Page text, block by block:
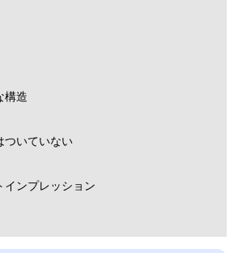
構造
ついていない
インプレッション